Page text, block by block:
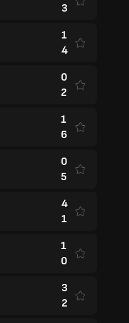
3
1
4
0
2
1
6
0
5
4
1
1
0
3
2